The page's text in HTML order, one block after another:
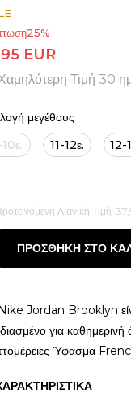
25%
EUR
Τιμή 30
μεγέθους
11-12ε. 12-
Λιανική Τιμή:
ΠΡΟΣΘΗΚΗ ΣΤΟ
Jordan Brooklyn
για καθημερινή
Ύφασμα